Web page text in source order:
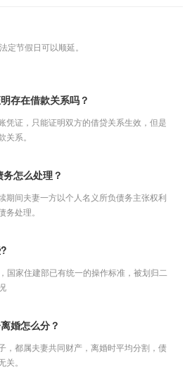
存在借款关系吗？
关系。
怎么处理？
务处理。
婚怎么分？
关。